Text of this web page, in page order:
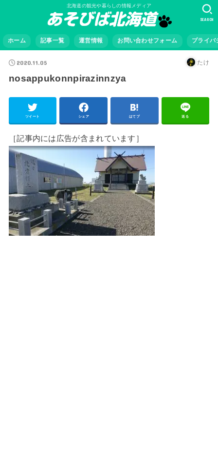
北海道の観光や暮らしの情報メディア
ホーム 記事一覧 運営情報 お問い合わせフォーム プライバ
SEARCH
2020.11.05 たけ
nosappukonnpirazinnzya
ツイート シェア はてブ 送る
［記事内には広告が含まれています］